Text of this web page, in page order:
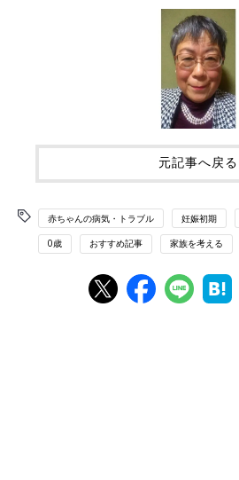
元記事へ戻る
赤ちゃんの病気・トラブル 妊娠初期
0歳 おすすめ記事 家族を考える